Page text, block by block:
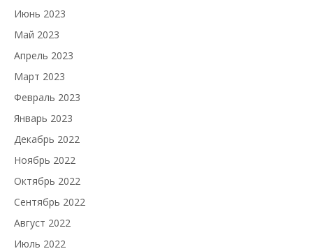
Июнь 2023
Май 2023
Апрель 2023
Март 2023
Февраль 2023
Январь 2023
Декабрь 2022
Ноябрь 2022
Октябрь 2022
Сентябрь 2022
Август 2022
Июль 2022